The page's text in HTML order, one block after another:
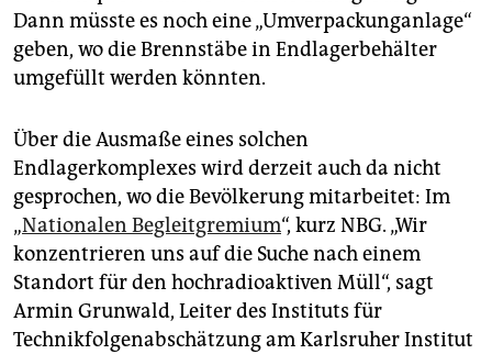
Dann müsste es noch eine „Umverpackunganlage“
geben, wo die Brennstäbe in Endlagerbehälter
umgefüllt werden könnten.
Über die Ausmaße eines solchen
Endlagerkomplexes wird derzeit auch da nicht
gesprochen, wo die Bevölkerung mitarbeitet: Im
„Nationalen Begleitgremium“, kurz NBG. „Wir
konzentrieren uns auf die Suche nach einem
Standort für den hochradioaktiven Müll“, sagt
Armin Grunwald, Leiter des Instituts für
Technikfolgenabschätzung am Karlsruher Institut